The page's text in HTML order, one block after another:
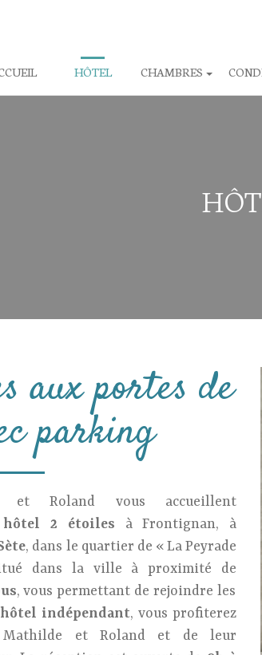
HÔTEL CHAMBRES
aux portes de
parking
et Roland vous accueillent
hôtel 2 étoiles à Frontignan, à
, dans le quartier de « La Peyrade
dans la ville à proximité de
, vous permettant de rejoindre les
hôtel indépendant, vous profiterez
et Roland et de leur